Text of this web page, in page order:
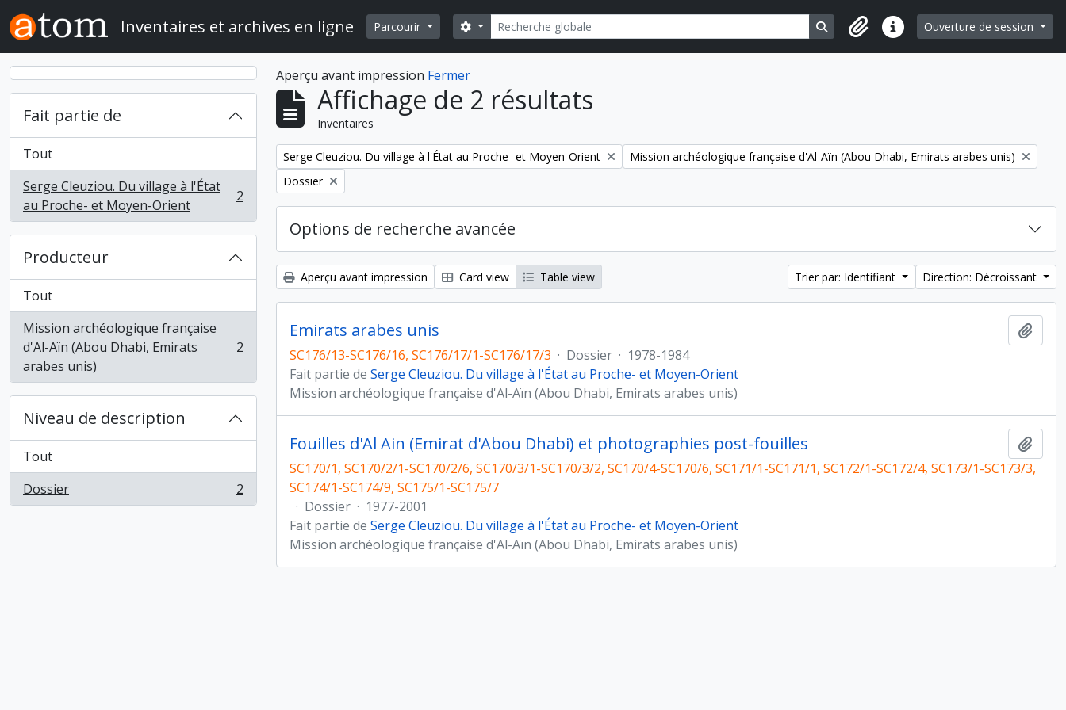
Skip to main content
Inventaires et archives en ligne Parcourir Rechercher
Search options Search in browse page
Liens rapidesOuverture de session
Fait partie de
Tout
Serge Cleuziou. Du village à l'État
au Proche- et Moyen-Orient
, 2 résultats 2
Producteur
Tout
Mission archéologique française
d'Al-Aïn (Abou Dhabi, Emirats
arabes unis)
, 2 résultats 2
Niveau de description
Tout
Dossier
, 2 résultats 2
Aperçu avant impression Fermer
Affichage de 2 résultats
Inventaires
Remove filter:
Serge Cleuziou. Du village à l'État au Proche- et Moyen-Orient Remove filter:
Mission archéologique française d'Al-Aïn (Abou Dhabi, Emirats arabes unis)
Remove filter:
Dossier
Options de recherche avancée
Aperçu avant impression Card view Table view Trier par: Identifiant Direction: Décroissant
Emirats arabes unis
SC176/13-SC176/16, SC176/17/1-SC176/17/3 · Dossier · 1978-1984
Fait partie de Serge Cleuziou. Du village à l'État au Proche- et Moyen-Orient
Mission archéologique française d'Al-Aïn (Abou Dhabi, Emirats arabes unis)
Fouilles d'Al Ain (Emirat d'Abou Dhabi) et photographies post-fouilles
SC170/1, SC170/2/1-SC170/2/6, SC170/3/1-SC170/3/2, SC170/4-SC170/6, SC171/1-SC171/1, SC172/1-SC172/4, SC173/1-SC173/3,
SC174/1-SC174/9, SC175/1-SC175/7
· Dossier · 1977-2001
Fait partie de Serge Cleuziou. Du village à l'État au Proche- et Moyen-Orient
Mission archéologique française d'Al-Aïn (Abou Dhabi, Emirats arabes unis)